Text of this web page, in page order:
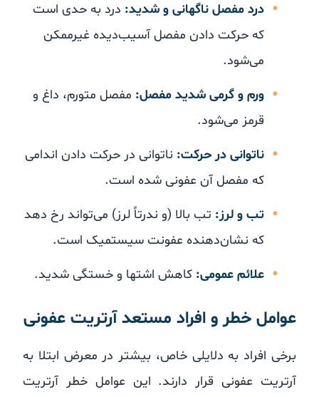
درد مفصل ناگهانی و شدید:درد به حدی است
که حرکت دادن مفصل آسیب‌دیده غیرممکن
می‌شود.
ورم و گرمی شدید مفصل:مفصل متورم، داغ و
قرمز می‌شود.
ناتوانی در حرکت:ناتوانی در حرکت دادن اندامی
که مفصل آن عفونی شده است.
تب و لرز:تب بالا (و ندرتاً لرز) می‌تواند رخ دهد
که نشان‌دهنده عفونت سیستمیک است.
علائم عمومی:کاهش اشتها و خستگی شدید.
عوامل خطر و افراد مستعد آرتریت عفونی
برخی افراد به دلایلی خاص، بیشتر در معرض ابتلا به
آرتریت عفونی قرار دارند. این عوامل خطر آرتریت